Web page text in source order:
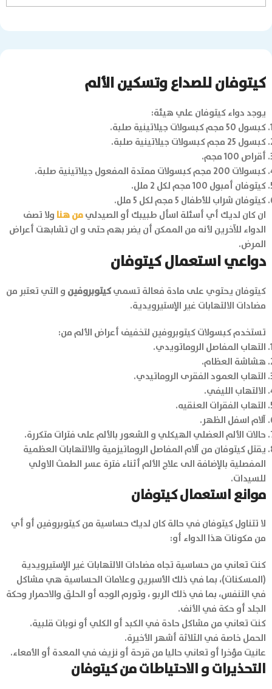
كيتوفان للصداع وتسكين الألم
يوجد دواء كيتوفان علي هيئة:
كبسول 50 مجم كبسولات جيلاتينية صلبة.
كبسول 25 مجم كبسولات جيلاتينية صلبة.
أقراص 100 مجم.
كبسولات 200 مجم كبسولات ممتدة المفعول جيلاتينية صلبة.
كيتوفان أمبول 100 مجم لكل 2 ملل.
كيتوفان شراب للأطفال 5 مجم لكل 5 ملل.
ان كان لديك أي أسئلة اسأل طبيبك أو الصيدليمن هنا ولا تصف
الدواء للآخرين لأنه من الممكن أن يضر بهم حتى و ان تشابهت أعراض
المرض.
دواعي استعمال كيتوفان
كيتوفان يحتوي على مادة فعالة تسميكيتوبروفين و التي تعتبر من
مضادات الالتهابات غير الإستيرويدية.
تستخدم كبسولات كيتوبروفين لتخفيف أعراض الألم من:
التهاب المفاصل الروماتويدي.
هشاشة العظام.
التهاب العمود الفقرى الروماتيدي.
الالتهاب الليفي.
التهاب الفقرات العنقيه.
آلام اسفل الظهر.
حالات الألم العضلي الهيكلي و الشعور بالألم على فترات متكررة.
يقتل كيتوفان من آلام المفاصل الروماتيزمية والالتهابات العظمية
المفصلية بالإضافة الى علاج الألم أثناء فترة عسر الطمث الاولي
للسيدات.
موانع استعمال كيتوفان
لا تتناول كيتوفان في حالة كان لديك حساسية من كيتوبروفين أو أي
من مكونات هذا الدواء أو:
كنت تعاني من حساسية تجاه مضادات الالتهابات غير الإستيرويدية
(المسكنات)، بما في ذلك الأسبرين وعلامات الحساسية هي مشاكل
في التنفس، بما في ذلك الربو ، وتورم الوجه أو الحلق والاحمرار وحكة
الجلد أو حكة في الأنف.
كنت تعاني من مشاكل حادة في الكبد أو الكلي أو نوبات قلبية.
الحمل خاصة في الثلاثة أشهر الأخيرة.
عانيت مؤخرا أو تعاني حاليا من قرحة أو نزيف في المعدة أو الأمعاء.
التحذيرات و الاحتياطات من كيتوفان